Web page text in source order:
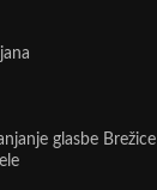
glasbe Brežice